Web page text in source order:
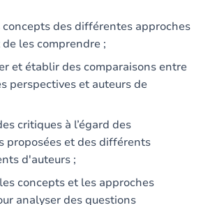
des différentes approches
les comprendre ;
et établir des comparaisons entre
perspectives et auteurs de
critiques à l’égard des
proposées et des différents
d'auteurs ;
concepts et les approches
analyser des questions